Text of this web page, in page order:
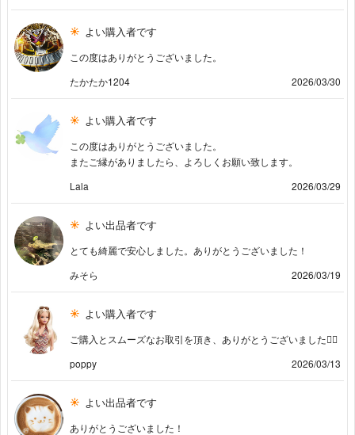
よい購入者です
この度はありがとうございました。
たかたか1204
2026/03/30
よい購入者です
この度はありがとうございました。
またご縁がありましたら、よろしくお願い致します。
Lala
2026/03/29
よい出品者です
とても綺麗で安心しました。ありがとうございました！
みそら
2026/03/19
よい購入者です
ご購入とスムーズなお取引を頂き、ありがとうございました🙇‍♀️
poppy
2026/03/13
よい出品者です
ありがとうございました！